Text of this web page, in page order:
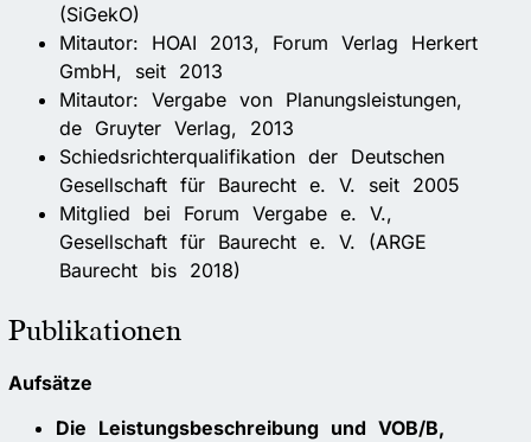
(SiGekO)
Mitautor: HOAI 2013, Forum Verlag Herkert
GmbH, seit 2013
Mitautor: Vergabe von Planungsleistungen,
de Gruyter Verlag, 2013
Schiedsrichterqualifikation der Deutschen
Gesellschaft für Baurecht e. V. seit 2005
Mitglied bei Forum Vergabe e. V.,
Gesellschaft für Baurecht e. V. (ARGE
Baurecht bis 2018)
Publikationen
Aufsätze
Die Leistungsbeschreibung und VOB/B,